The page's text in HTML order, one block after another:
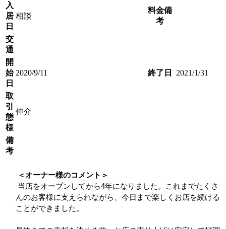
入
居
日
相談
料金備
考
交
通
開
始
日
2020/9/11 終了日 2021/1/31
取
引
態
様
仲介
備
考
＜オーナー様のコメント＞
当店をオープンしてから4年になりました。これまでたくさ
んのお客様に支えられながら、今日まで楽しくお店を続ける
ことができました。